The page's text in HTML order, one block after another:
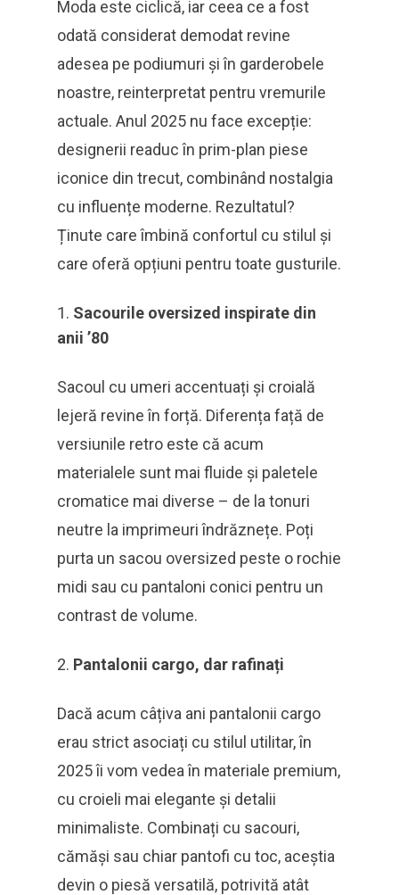
Moda este ciclică, iar ceea ce a fost
odată considerat demodat revine
adesea pe podiumuri și în garderobele
noastre, reinterpretat pentru vremurile
actuale. Anul 2025 nu face excepție:
designerii readuc în prim-plan piese
iconice din trecut, combinând nostalgia
cu influențe moderne. Rezultatul?
Ținute care îmbină confortul cu stilul și
care oferă opțiuni pentru toate gusturile.
Sacourile oversized inspirate din
anii ’80
Sacoul cu umeri accentuați și croială
lejeră revine în forță. Diferența față de
versiunile retro este că acum
materialele sunt mai fluide și paletele
cromatice mai diverse – de la tonuri
neutre la imprimeuri îndrăznețe. Poți
purta un sacou oversized peste o rochie
midi sau cu pantaloni conici pentru un
contrast de volume.
Pantalonii cargo, dar rafinați
Dacă acum câțiva ani pantalonii cargo
erau strict asociați cu stilul utilitar, în
2025 îi vom vedea în materiale premium,
cu croieli mai elegante și detalii
minimaliste. Combinați cu sacouri,
cămăși sau chiar pantofi cu toc, aceștia
devin o piesă versatilă, potrivită atât